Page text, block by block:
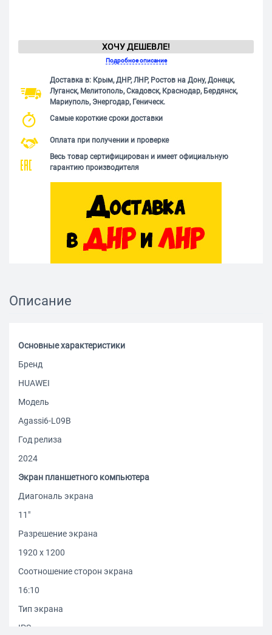
ХОЧУ ДЕШЕВЛЕ!
Подробное описание
Доставка в: Крым, ДНР, ЛНР, Ростов на Дону, Донецк,
Луганск, Мелитополь, Скадовск, Краснодар, Бердянск,
Мариуполь, Энергодар, Геническ.
Самые короткие сроки доставки
Оплата при получении и проверке
Весь товар сертифицирован и имеет официальную
гарантию производителя
Описание
Основные характеристики
Бренд
HUAWEI
Модель
Agassi6-L09B
Год релиза
2024
Экран планшетного компьютера
Диагональ экрана
11"
Разрешение экрана
1920 x 1200
Соотношение сторон экрана
16:10
Тип экрана
IPS